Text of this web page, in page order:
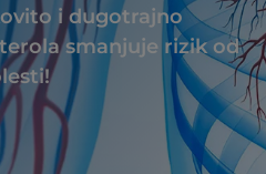
i dugotrajno
smanjuje rizik od